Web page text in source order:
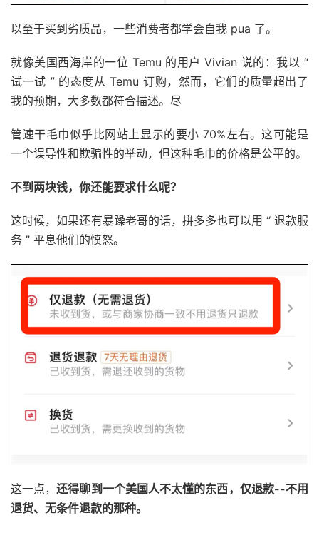
以至于买到劣质品，一些消费者都学会自我 pua 了。
就像美国西海岸的一位 Temu 的用户 Vivian 说的：我以 “
试一试 ” 的态度从 Temu 订购，然而，它们的质量超出了
我的预期，大多数都符合描述。尽
管速干毛巾似乎比网站上显示的要小 70%左右。这可能是
一个误导性和欺骗性的举动，但这种毛巾的价格是公平的。
不到两块钱，你还能要求什么呢？
这时候，如果还有暴躁老哥的话，拼多多也可以用 “ 退款服
务 ” 平息他们的愤怒。
这一点，还得聊到一个美国人不太懂的东西，仅退款--不用
退货、无条件退款的那种。